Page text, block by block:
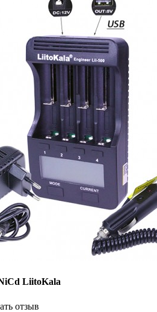
LiitoKala
отзыв